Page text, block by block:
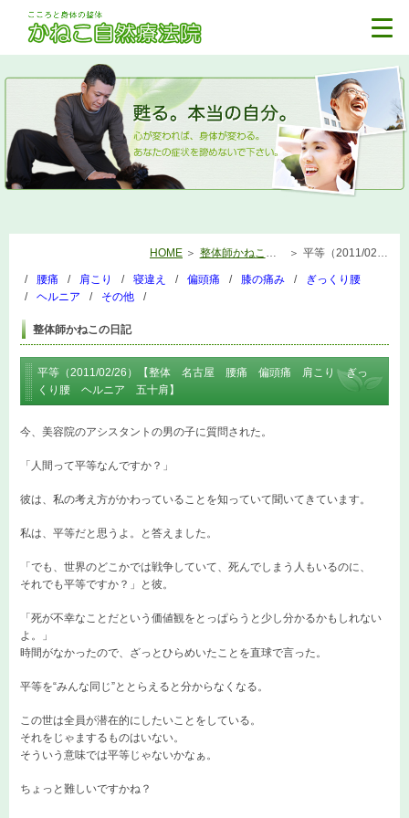
HOME 整体師かねこの日記 平等（2011/02/26）【整体 名古屋 腰痛 偏頭痛 肩こり ぎっくり腰 ヘルニア 五十肩】
腰痛 肩こり 寝違え 偏頭痛 膝の痛み
ぎっくり腰
ヘルニア
その他
整体師かねこの日記
平等（2011/02/26）【整体 名古屋 腰痛 偏頭痛 肩こり ぎっ
くり腰 ヘルニア 五十肩】
今、美容院のアシスタントの男の子に質問された。
「人間って平等なんですか？」
彼は、私の考え方がかわっていることを知っていて聞いてきています。
私は、平等だと思うよ。と答えました。
「でも、世界のどこかでは戦争していて、死んでしまう人もいるのに、
それでも平等ですか？」と彼。
「死が不幸なことだという価値観をとっぱらうと少し分かるかもしれない
よ。」
時間がなかったので、ざっとひらめいたことを直球で言った。
平等を“みんな同じ”ととらえると分からなくなる。
この世は全員が潜在的にしたいことをしている。
それをじゃまするものはいない。
そういう意味では平等じゃないかなぁ。
ちょっと難しいですかね？